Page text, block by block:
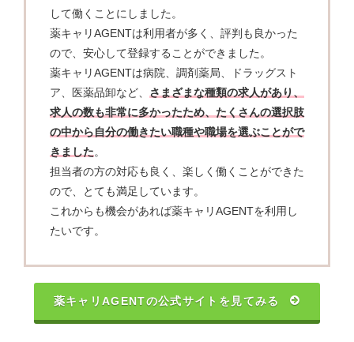
して働くことにしました。
薬キャリAGENTは利用者が多く、評判も良かった
ので、安心して登録することができました。
薬キャリAGENTは病院、調剤薬局、ドラッグスト
ア、医薬品卸など、
さまざまな種類の求人があり、
求人の数も非常に多かったため、たくさんの選択肢
の中から自分の働きたい職種や職場を選ぶことがで
きました
担当者の方の対応も良く、楽しく働くことができた
ので、とても満足しています。
これからも機会があれば薬キャリAGENTを利用し
たいです。
薬キャリAGENTの公式サイトを見てみる